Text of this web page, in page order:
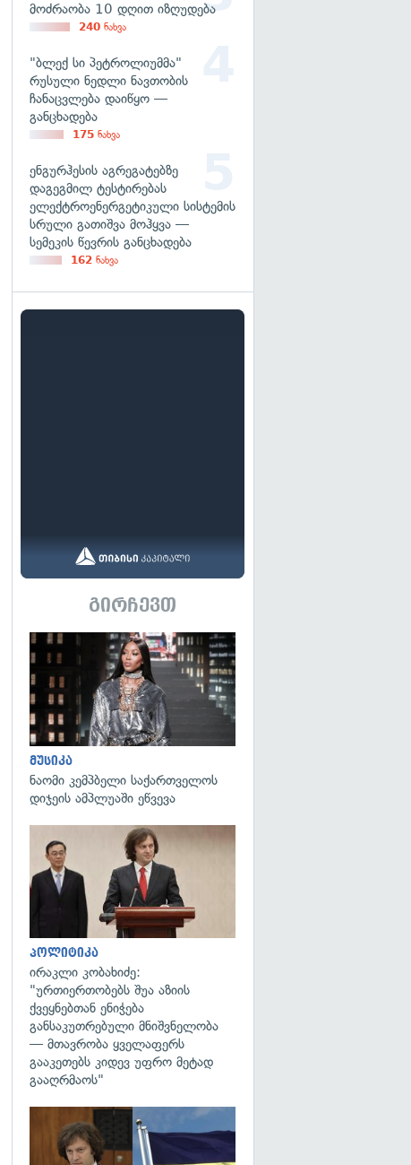
მოძრაობა 10 დღით იზღუდება
240 ნახვა
"ბლექ სი პეტროლიუმმა"
რუსული ნედლი ნავთობის
ჩანაცვლება დაიწყო —
განცხადება
175 ნახვა
ენგურჰესის აგრეგატებზე
დაგეგმილ ტესტირებას
ელექტროენერგეტიკული სისტემის
სრული გათიშვა მოჰყვა —
სემეკის წევრის განცხადება
162 ნახვა
გირჩევთ
მუსიკა
ნაომი კემპბელი საქართველოს
დიჯეის ამპლუაში ეწვევა
პოლიტიკა
ირაკლი კობახიძე:
"ურთიერთობებს შუა აზიის
ქვეყნებთან ენიჭება
განსაკუთრებული მნიშვნელობა
— მთავრობა ყველაფერს
გააკეთებს კიდევ უფრო მეტად
გააღრმაოს"